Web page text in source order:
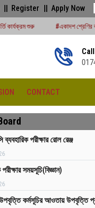
Register Apply Now
শ্রেণির বার্ষিক পরীক্ষার রুটিন
CONTACT
-২০২৫
পরীক্ষার রোল রেঞ্জ
সময়সূচি(বিজ্ঞান)
কর্মসূচির আওতায় উপবৃত্তি